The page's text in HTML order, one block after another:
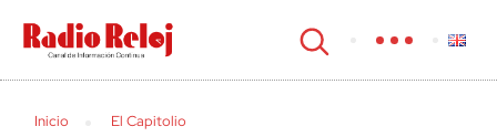
cerrar
Inicio El Capitolio